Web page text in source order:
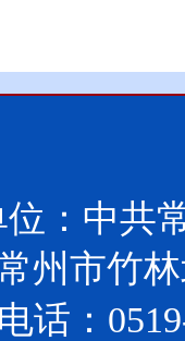
位：中共
州市竹
话：